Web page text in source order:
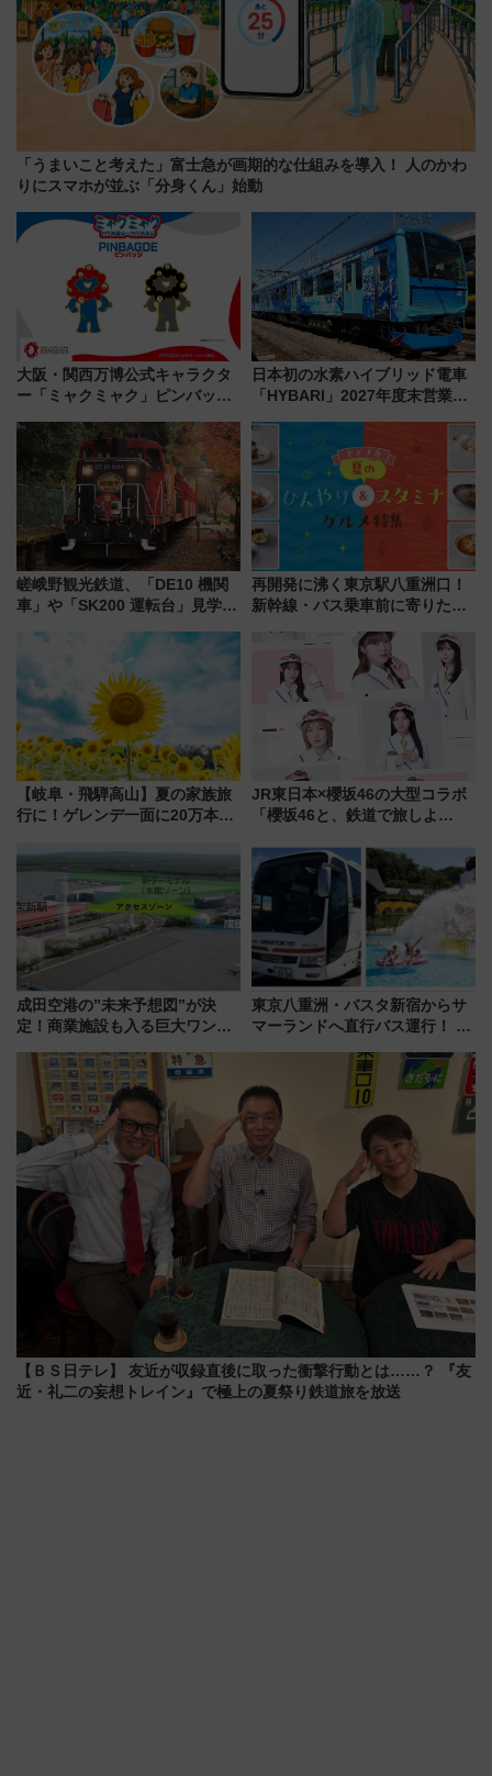
「うまいこと考えた」富士急が画期的な仕組みを導入！ 人のかわ
りにスマホが並ぶ「分身くん」始動
大阪・関西万博公式キャラクタ
ー「ミャクミャク」ピンバッジ
中旬発売
日本初の水素ハイブリッド電車
「HYBARI」2027年度末営業運
で水素利活用が加速
嵯峨野観光鉄道、「DE10 機関
車」や「SK200 運転台」見学ツ
トの一環で激レア体験できちゃ
うかも 参加方法やスケジュール
をご紹介
再開発に沸く東京駅八重洲口！
新幹線・バス乗車前に寄りたい
やり＆スタミナグルメ」6選【新
店舗も！】
【岐阜・飛騨高山】夏の家族旅
行に！ゲレンデ一面に20万本の
アひまわり園」開園
JR東日本×櫻坂46の大型コラボ
「櫻坂46と、鉄道で旅しよ
潟・長野・庄内へ
成田空港の”未来予想図”が決
定！商業施設も入る巨大ワンタ
で新型特急が品川･羽田とを結
ぶ！ JR空港駅は2面3線化！
東京八重洲・バスタ新宿からサ
マーランドへ直行バス運行！ お
推し活を楽しもう！（2026年
8/1～31）
【ＢＳ日テレ】 友近が収録直後に取った衝撃行動とは……？ 『友
近・礼二の妄想トレイン』で極上の夏祭り鉄道旅を放送